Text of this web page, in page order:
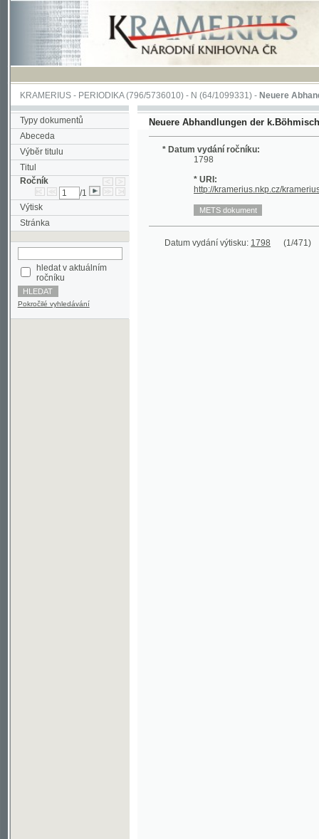
KRAMERIUS-PERIODIKA(796/5736010) -N(64/1099331) -Neuere
Typy dokumentů
Abeceda
Výběr titulu
Titul
Ročník
/1
Výtisk
Stránka
hledat v aktuálním
Pokročilé vyhledávání
Neuere Abhandlungen der k.Böhmischen
* Datum vydání ročníku:
1798
* URI: